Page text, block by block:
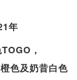
年
，
色及奶昔白色